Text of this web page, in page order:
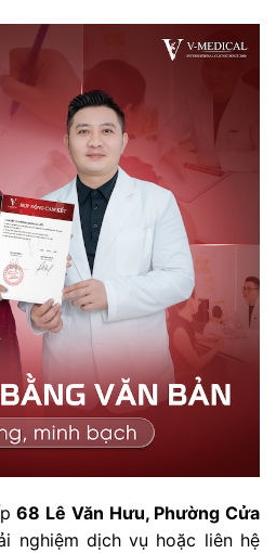
68 Lê Văn Hưu, Phường Cửa
nghiệm dịch vụ hoặc liên hệ